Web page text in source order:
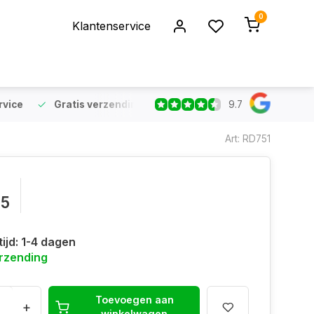
Klantenservice
0
Gratis verzending vanaf €75 (NL & BE) Voor
9.7
Art: RD751
1-4 dagen
+
Toevoegen aan